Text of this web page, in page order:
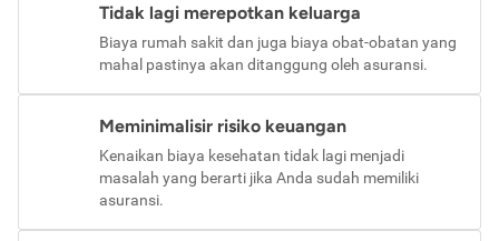
Tidak lagi merepotkan keluarga
Biaya rumah sakit dan juga biaya obat-obatan yang
mahal pastinya akan ditanggung oleh asuransi.
Meminimalisir risiko keuangan
Kenaikan biaya kesehatan tidak lagi menjadi
masalah yang berarti jika Anda sudah memiliki
asuransi.